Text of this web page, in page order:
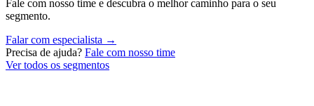
Fale com nosso time e descubra o melhor caminho para o seu
segmento.
Falar com especialista →
Precisa de ajuda? Fale com nosso time
Ver todos os segmentos